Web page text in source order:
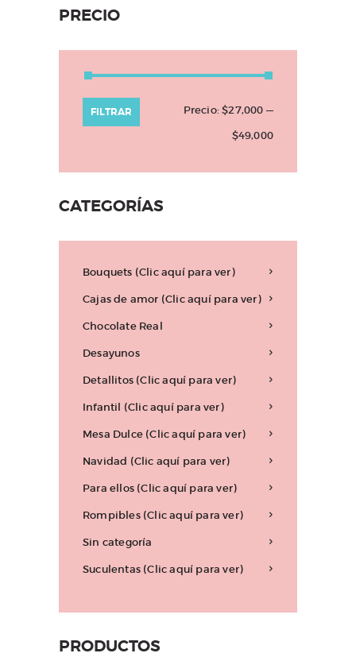
PRECIO
FILTRAR Precio:$27,000 —
$49,000
CATEGORÍAS
Bouquets (Clic aquí para ver)
Cajas de amor (Clic aquí para ver)
Chocolate Real
Desayunos
Detallitos (Clic aquí para ver)
Infantil (Clic aquí para ver)
Mesa Dulce (Clic aquí para ver)
Navidad (Clic aquí para ver)
Para ellos (Clic aquí para ver)
Rompibles (Clic aquí para ver)
Sin categoría
Suculentas (Clic aquí para ver)
PRODUCTOS